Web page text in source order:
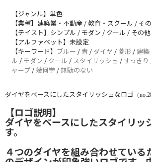
【ジャンル】単色
【業種】建築業・不動産 / 教育・スクール / そ
【テイスト】シンプル / モダン / クール / その他
【アルファベット】未設定
【キーワード】 ブルー / 青 / ダイヤ / 菱形 /建築
ル / モダン / クール / スタイリッシュ / すっきり
ャープ / 幾何学 /無駄のない
ダイヤをベースにしたスタイリッシュなロゴ （
【ロゴ説明】
ダイヤをベースにしたスタイリッ
す。
４つのダイヤを組み合わせている